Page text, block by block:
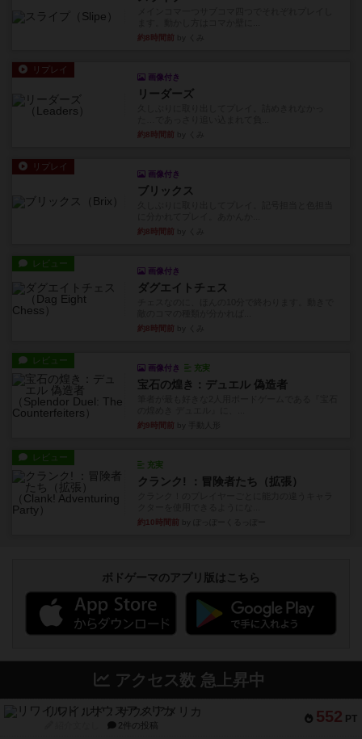
約8時間前
リプレイ
画像付き
リーダーズ
約8時間前
リプレイ
画像付き
ブリックス
約8時間前
レビュー
画像付き
ダグエイトチェス
約8時間前
レビュー
画像付き 充実
宝石の煌き：デュエル 偽造者
約9時間前
レビュー
充実
クランク! ：冒険者たち（拡張）
約10時間前
ボドゲーマのアプリ版はこちら
アクセス数 急上昇中
552 PT
リワイルド：サウスアメリカ
2件の投稿